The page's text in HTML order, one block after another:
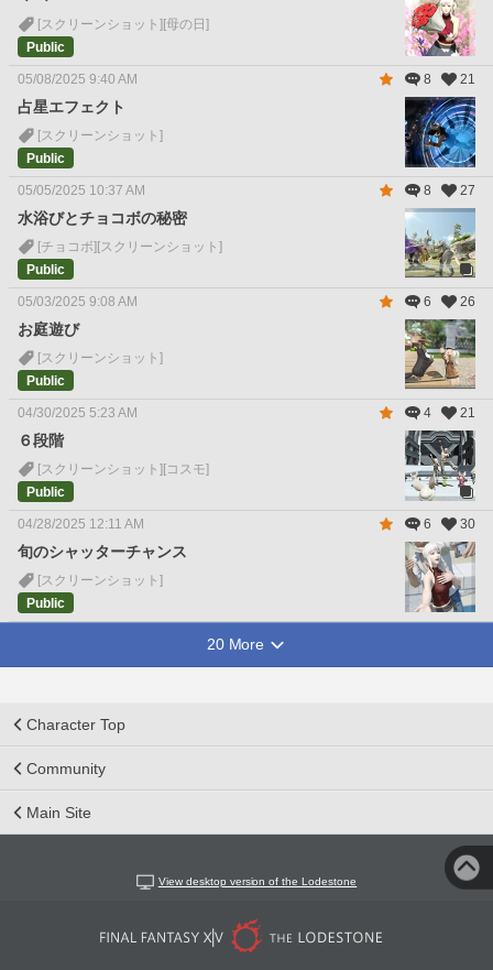
[スクリーンショット] [母の日]
Public
05/08/2025 9:40 AM 8 21
占星エフェクト
[スクリーンショット]
Public
05/05/2025 10:37 AM 8 27
水浴びとチョコボの秘密
[チョコボ] [スクリーンショット]
Public
05/03/2025 9:08 AM 6 26
お庭遊び
[スクリーンショット]
Public
04/30/2025 5:23 AM 4 21
６段階
[スクリーンショット] [コスモ]
Public
04/28/2025 12:11 AM 6 30
旬のシャッターチャンス
[スクリーンショット]
Public
20 More
Character Top
Community
Main Site
View desktop version of the Lodestone